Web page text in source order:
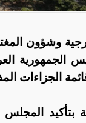
وشؤون
الجزاءات
المجلس